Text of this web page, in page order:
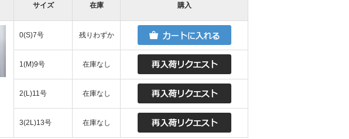
サイズ 在庫 購入
0(S)7号 残りわずか
1(M)9号 在庫なし
2(L)11号 在庫なし
3(2L)13号 在庫なし